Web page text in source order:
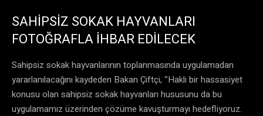
SAHİPSİZ SOKAK HAYVANLARI
FOTOĞRAFLA İHBAR EDİLECEK
Sahipsiz sokak hayvanlarının toplanmasında uygulamadan
yararlanılacağını kaydeden Bakan Çiftçi, ‘’Haklı bir hassasiyet
konusu olan sahipsiz sokak hayvanları hususunu da bu
uygulamamız üzerinden çözüme kavuşturmayı hedefliyoruz.